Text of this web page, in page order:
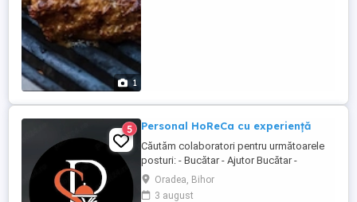
1
5 Personal HoReCa cu experiență
Căutăm colaboratori pentru următoarele
posturi: - Bucătar - Ajutor Bucătar -
Ospătar - Barman - Hostess - Cameristă -
Spălător vase Îți stabilești singur
Oradea, Bihor
3 august